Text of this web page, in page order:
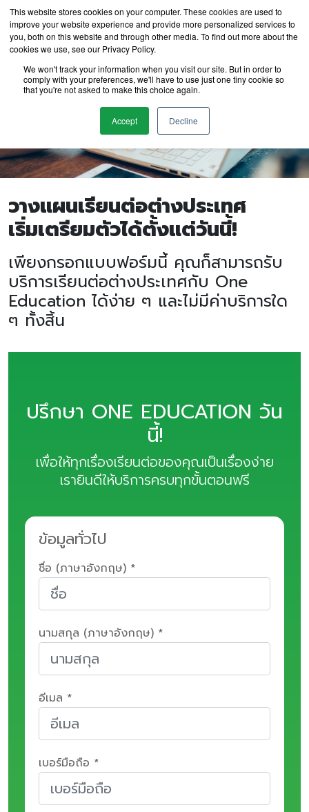
This website stores cookies on your computer. These cookies are used to
improve your website experience and provide more personalized services to
you, both on this website and through other media. To find out more about the
cookies we use, see our Privacy Policy.
We won't track your information when you visit our site. But in order to
comply with your preferences, we'll have to use just one tiny cookie so
that you're not asked to make this choice again.
Accept Decline
วางแผนเรียนต่อต่างประเทศ
เริ่มเตรียมตัวได้ตั้งแต่วันนี้!
เพียงกรอกแบบฟอร์มนี้ คุณก็สามารถรับ
บริการเรียนต่อต่างประเทศกับ One
Education ได้ง่าย ๆ และไม่มีค่าบริการใด
ๆ ทั้งสิ้น
ปรึกษา ONE EDUCATION วัน
นี้!
เพื่อให้ทุกเรื่องเรียนต่อของคุณเป็นเรื่องง่าย
เรายินดีให้บริการครบทุกขั้นตอนฟรี
ข้อมูลทั่วไป
ชื่อ (ภาษาอังกฤษ) *
นามสกุล (ภาษาอังกฤษ) *
อีเมล *
เบอร์มือถือ *